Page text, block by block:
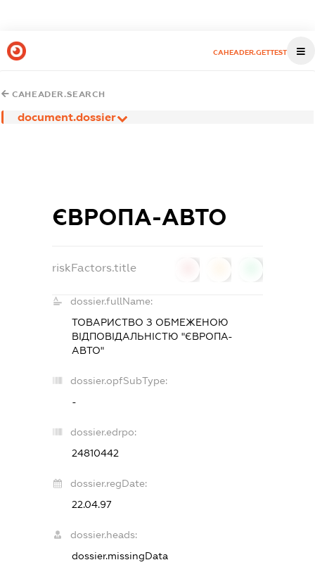
CAHEADER.GETTEST
CAHEADER.SEARCH
document.dossier
ЄВРОПА-АВТО
riskFactors.title
dossier.fullName:
ТОВАРИСТВО З ОБМЕЖЕНОЮ
ВІДПОВІДАЛЬНІСТЮ "ЄВРОПА-
АВТО"
dossier.opfSubType:
-
dossier.edrpo:
24810442
dossier.regDate:
22.04.97
dossier.heads:
dossier.missingData